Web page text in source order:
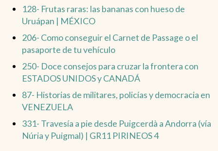
128- Frutas raras: las bananas con hueso de
Uruápan | MÉXICO
206- Como conseguir el Carnet de Passage o el
pasaporte de tu vehículo
250- Doce consejos para cruzar la frontera con
ESTADOS UNIDOS y CANADÁ
87- Historias de militares, policías y democracia en
VENEZUELA
331- Travesía a pie desde Puigcerdà a Andorra (vía
Núria y Puigmal) | GR11 PIRINEOS 4